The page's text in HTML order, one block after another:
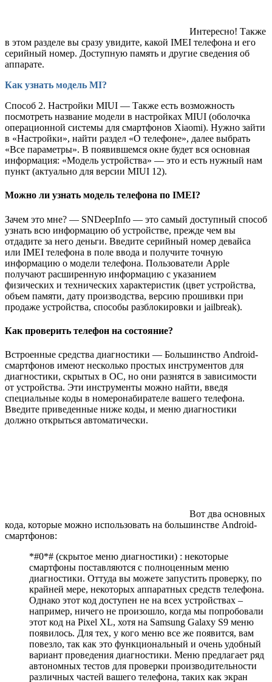
Интересно! Также
в этом разделе вы сразу увидите, какой IMEI телефона и его
серийный номер. Доступную память и другие сведения об
аппарате.
Как узнать модель MI?
Способ 2. Настройки MIUI — Также есть возможность
посмотреть название модели в настройках MIUI (оболочка
операционной системы для смартфонов Xiaomi). Нужно зайти
в «Настройки», найти раздел «О телефоне», далее выбрать
«Все параметры». В появившемся окне будет вся основная
информация: «Модель устройства» — это и есть нужный нам
пункт (актуально для версии MIUI 12).
Можно ли узнать модель телефона по IMEI?
Зачем это мне? — SNDeepInfo — это самый доступный способ
узнать всю информацию об устройстве, прежде чем вы
отдадите за него деньги. Введите серийный номер девайса
или IMEI телефона в поле ввода и получите точную
информацию о модели телефона. Пользователи Apple
получают расширенную информацию с указанием
физических и технических характеристик (цвет устройства,
объем памяти, дату производства, версию прошивки при
продаже устройства, способы разблокировки и jailbreak).
Как проверить телефон на состояние?
Встроенные средства диагностики — Большинство Android-
смартфонов имеют несколько простых инструментов для
диагностики, скрытых в ОС, но они разнятся в зависимости
от устройства. Эти инструменты можно найти, введя
специальные коды в номеронабирателе вашего телефона.
Введите приведенные ниже коды, и меню диагностики
должно открыться автоматически.
Вот два основных
кода, которые можно использовать на большинстве Android-
смартфонов:
*#0*# (скрытое меню диагностики) : некоторые
смартфоны поставляются с полноценным меню
диагностики. Оттуда вы можете запустить проверку, по
крайней мере, некоторых аппаратных средств телефона.
Однако этот код доступен не на всех устройствах –
например, ничего не произошло, когда мы попробовали
этот код на Pixel XL, хотя на Samsung Galaxy S9 меню
появилось. Для тех, у кого меню все же появится, вам
повезло, так как это функциональный и очень удобный
вариант проведения диагностики. Меню предлагает ряд
автономных тестов для проверки производительности
различных частей вашего телефона, таких как экран